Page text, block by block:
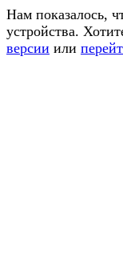
Нам показалось,
устройства.
версии или